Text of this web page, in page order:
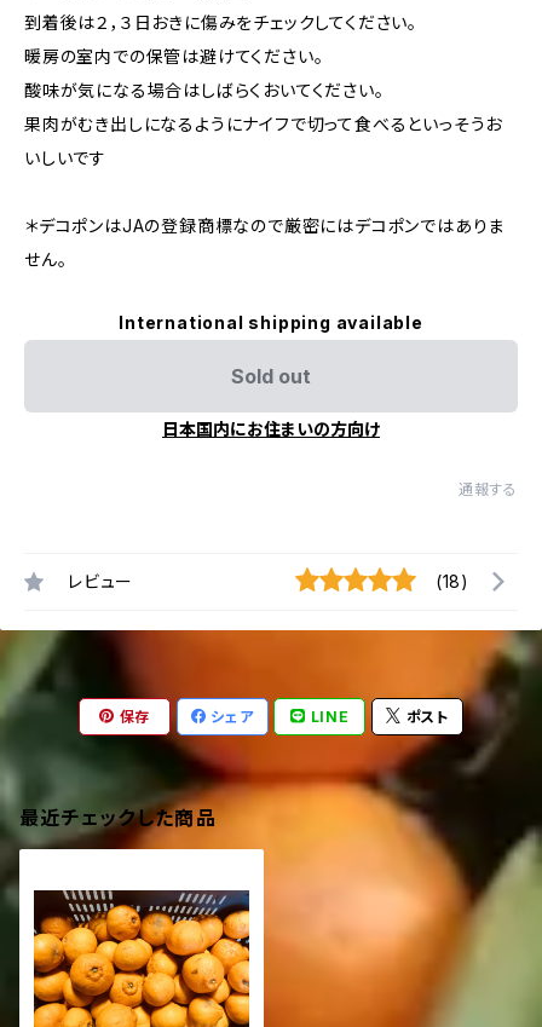
到着後は２，３日おきに傷みをチェックしてください。
暖房の室内での保管は避けてください。
酸味が気になる場合はしばらくおいてください。
果肉がむき出しになるようにナイフで切って食べるといっそうお
いしいです
＊デコポンはJAの登録商標なので厳密にはデコポンではありま
せん。
International shipping available
Sold out
日本国内にお住まいの方向け
通報する
レビュー (18)
保存 シェア LINE ポスト
最近チェックした商品